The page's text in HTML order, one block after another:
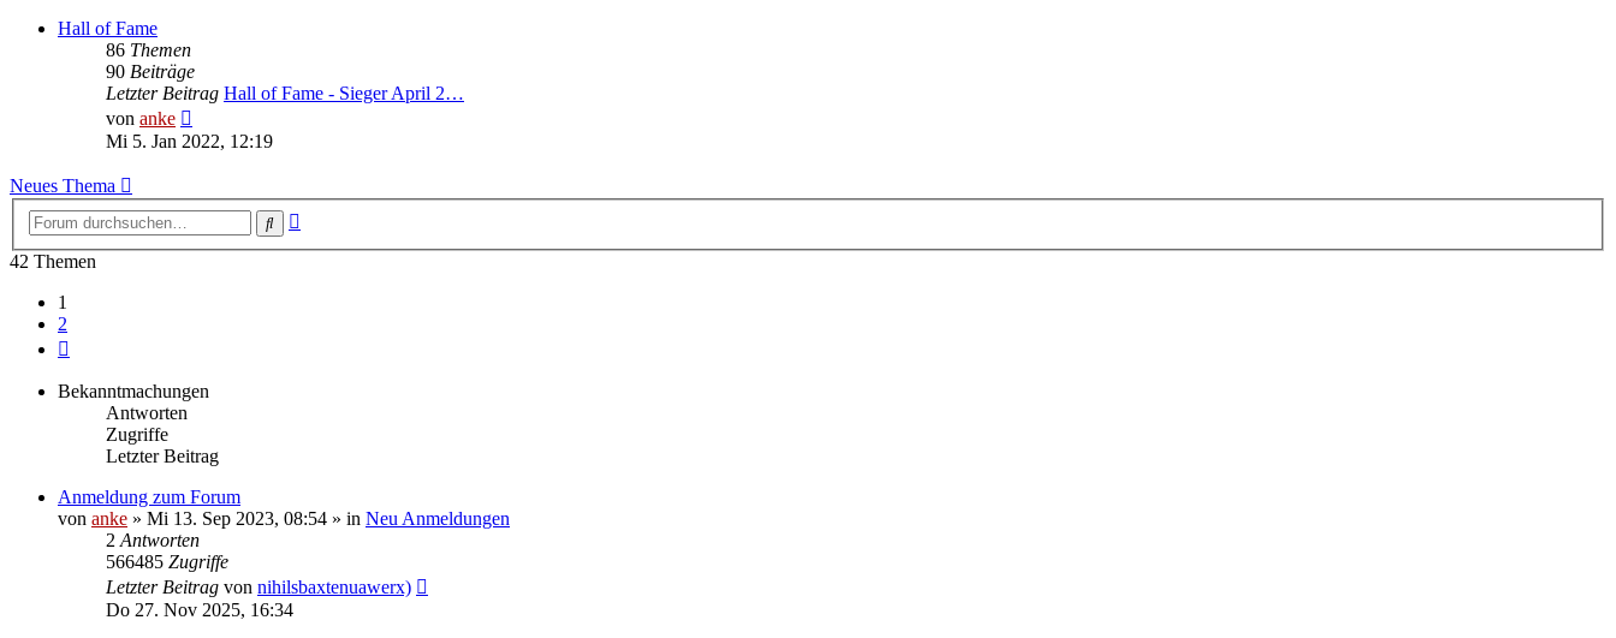
Hall of Fame
86 Themen
90 Beiträge
Letzter Beitrag Hall of Fame - Sieger April 2…
von anke
Beitrag
Mi 5. Jan 2022, 12:19
Neues Thema
Suche
42 Themen
1
2
Bekanntmachungen
Antworten
Zugriffe
Letzter Beitrag
Anmeldung zum Forum
von anke » Mi 13. Sep 2023, 08:54 » in Neu Anmeldungen
2 Antworten
566485 Zugriffe
Letzter Beitrag von nihilsbaxtenuawerx)
Do 27. Nov 2025, 16:34